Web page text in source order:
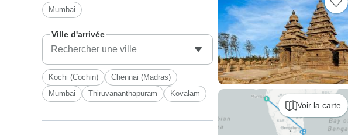
Voir la carte
Mumbai
Ville d'arrivée
Kochi (Cochin)
Chennai (Madras)
Mumbai
Thiruvananthapuram Kovalam